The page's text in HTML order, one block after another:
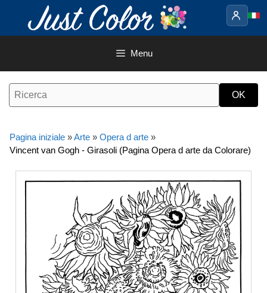
contenuto
Menu
Pagina iniziale »Arte » Opera d arte »
Vincent van Gogh - Girasoli (Pagina Opera d arte da Colorare)